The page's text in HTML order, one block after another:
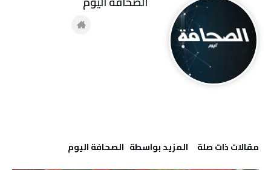
‫مقالات ذات صلة‬ ‫‫المزيد بواسطة‬ ‬ ‭ ‬الصحافة‭ ‬اليوم